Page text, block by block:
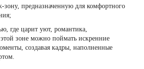
зону, предназначенную для комфортного
где царит уют, романтика,
этой зоне можно поймать искренние
создавая кадры, наполненные